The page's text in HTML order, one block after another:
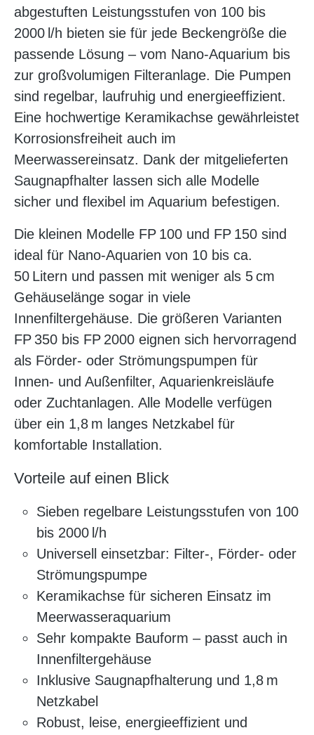
abgestuften Leistungsstufen von 100 bis
2000 l/h bieten sie für jede Beckengröße die
passende Lösung – vom Nano-Aquarium bis
zur großvolumigen Filteranlage. Die Pumpen
sind regelbar, laufruhig und energieeffizient.
Eine hochwertige Keramikachse gewährleistet
Korrosionsfreiheit auch im
Meerwassereinsatz. Dank der mitgelieferten
Saugnapfhalter lassen sich alle Modelle
sicher und flexibel im Aquarium befestigen.
Die kleinen Modelle FP 100 und FP 150 sind
ideal für Nano-Aquarien von 10 bis ca.
50 Litern und passen mit weniger als 5 cm
Gehäuselänge sogar in viele
Innenfiltergehäuse. Die größeren Varianten
FP 350 bis FP 2000 eignen sich hervorragend
als Förder- oder Strömungspumpen für
Innen- und Außenfilter, Aquarienkreisläufe
oder Zuchtanlagen. Alle Modelle verfügen
über ein 1,8 m langes Netzkabel für
komfortable Installation.
Vorteile auf einen Blick
Sieben regelbare Leistungsstufen von 100
bis 2000 l/h
Universell einsetzbar: Filter-, Förder- oder
Strömungspumpe
Keramikachse für sicheren Einsatz im
Meerwasseraquarium
Sehr kompakte Bauform – passt auch in
Innenfiltergehäuse
Inklusive Saugnapfhalterung und 1,8 m
Netzkabel
Robust, leise, energieeffizient und